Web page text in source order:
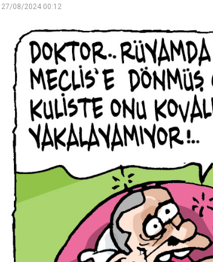
27/08/2024 00:12